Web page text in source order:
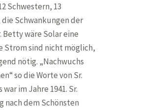
Schwestern, 13
Schwankungen der
wäre Solar eine
Strom sind nicht möglich,
nötig. „Nachwuchs
so die Worte von Sr.
im Jahre 1941. Sr.
nach dem Schönsten